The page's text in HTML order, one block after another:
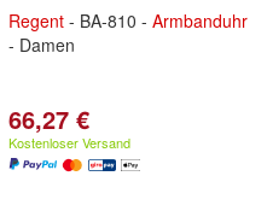
Regent - BA-810 - Armbanduhr
- Damen
66,27 €
Kostenloser Versand